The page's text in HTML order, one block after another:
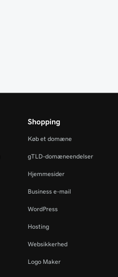
Shopping
Køb et domæne
gTLD-domæneendelser
Hjemmesider
Business e-mail
WordPress
Hosting
Websikkerhed
Logo Maker